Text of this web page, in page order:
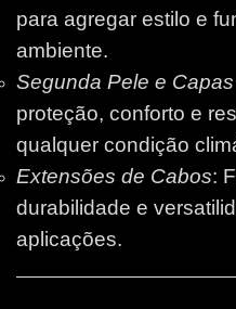
para agregar estilo e
ambiente.
Segunda Pele e
proteção, conforto e
qualquer condição
Extensões de Cabos:
durabilidade e
aplicações.